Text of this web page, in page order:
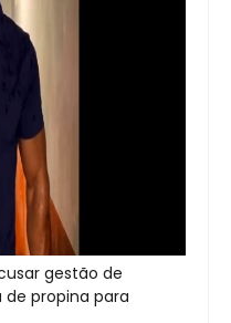
gestão de
de propina para